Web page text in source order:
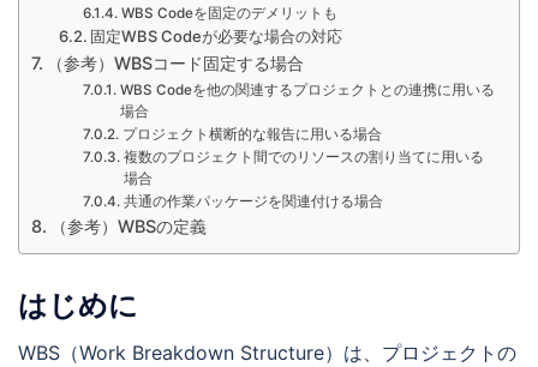
WBS Codeを固定のデメリットも
固定WBS Codeが必要な場合の対応
（参考）WBSコード固定する場合
WBS Codeを他の関連するプロジェクトとの連携に用いる
場合
プロジェクト横断的な報告に用いる場合
複数のプロジェクト間でのリソースの割り当てに用いる
場合
共通の作業パッケージを関連付ける場合
（参考）WBSの定義
はじめに
WBS（Work Breakdown Structure）は、プロジェクトの